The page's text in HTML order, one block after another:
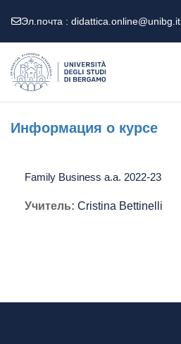
Эл.почта : didattica.online@unibg.it
Информация о курсе
Family Business a.a. 2022-23
Учитель: Cristina Bettinelli